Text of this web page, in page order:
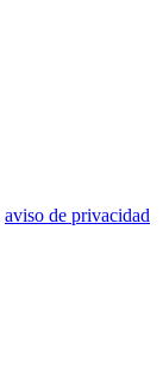
aviso de privacidad